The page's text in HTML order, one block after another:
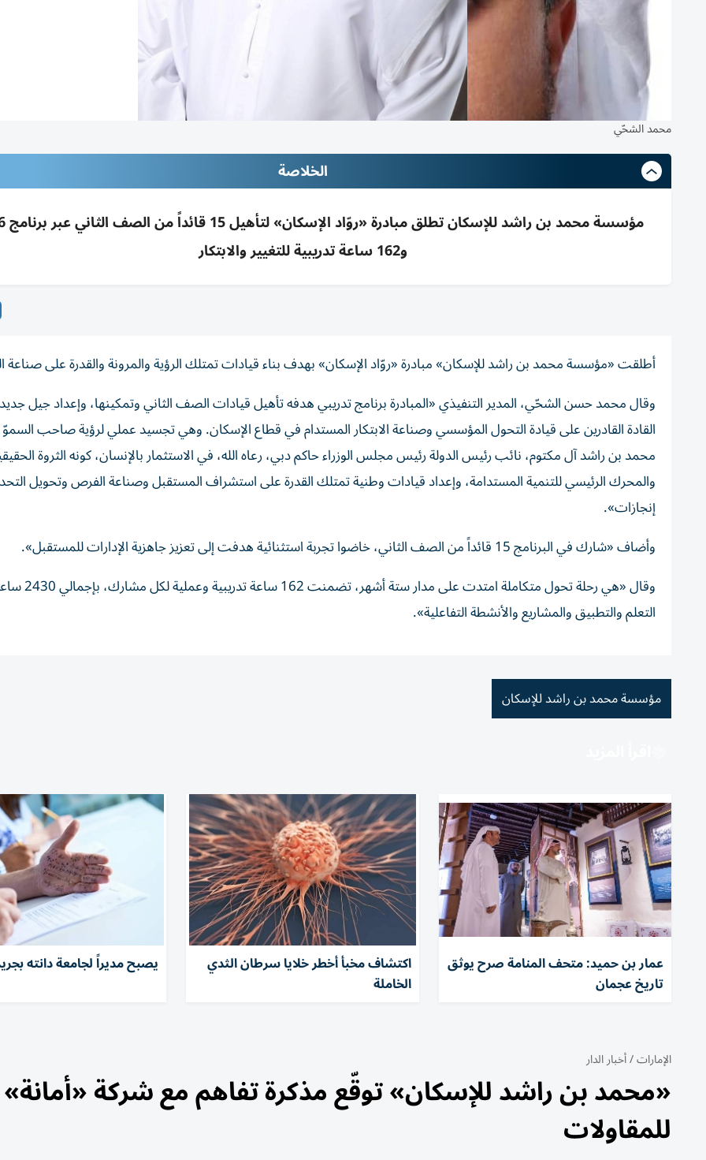
محمد الشحّي
الخلاصة
و162 ساعة تدريبية للتغيير والابتكار
أطلقت «مؤسسة محمد بن راشد للإسكان» مبادرة «روّاد الإسكان» بهدف بناء قيادات تمتلك الرؤية والمرونة والقدرة على صناعة
وقال محمد حسن الشحّي، المدير التنفيذي «المبادرة برنامج تدريبي هدفه تأهيل قيادات الصف الثاني وتمكينها، وإعداد جيل
القادة القادرين على قيادة التحول المؤسسي وصناعة الابتكار المستدام في قطاع الإسكان. وهي تجسيد عملي لرؤية صاحب
محمد بن راشد آل مكتوم، نائب رئيس الدولة رئيس مجلس الوزراء حاكم دبي، رعاه الله، في الاستثمار بالإنسان، كونه الثروة
والمحرك الرئيسي للتنمية المستدامة، وإعداد قيادات وطنية تمتلك القدرة على استشراف المستقبل وصناعة الفرص وتحويل
إنجازات».
وأضاف «شارك في البرنامج 15 قائداً من الصف الثاني، خاضوا تجربة استثنائية هدفت إلى تعزيز جاهزية الإدارات للمستقبل».
وقال «هي رحلة تحول متكاملة امتدت على
التعلم والتطبيق والمشاريع والأنشطة التفاعلية».
مؤسسة محمد بن راشد للإسكان
عمار بن حميد: متحف المنامة صرح يوثق
تاريخ عجمان
اكتشاف مخبأ أخطر خلايا سرطان الثدي
الخاملة
يصبح مديراً لجامعة دانته
الإمارات/أخبار الدار
«محمد بن راشد للإسكان» توقّع مذكرة تفاهم مع شركة «أمانة»
للمقاولات